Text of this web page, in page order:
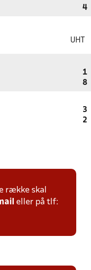
4
UHT
1
8
3
2
række skal
eller på tlf: